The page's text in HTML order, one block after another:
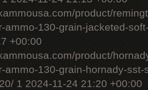
product/
ammo-130-grain-jacketed-
+00:00
product/
ammo-130-grain-hornady-
1 2024-11-24 21:20 +00:00